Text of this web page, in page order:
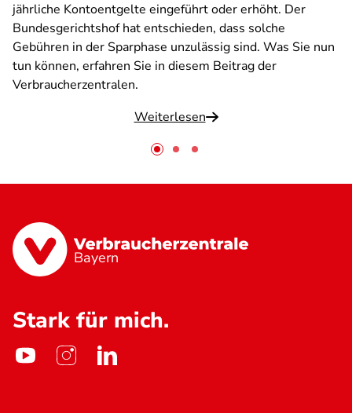
jährliche Kontoentgelte eingeführt oder erhöht. Der
Bundesgerichtshof hat entschieden, dass solche
Gebühren in der Sparphase unzulässig sind. Was Sie nun
tun können, erfahren Sie in diesem Beitrag der
Verbraucherzentralen.
Weiterlesen
Bayern
Stark für mich.